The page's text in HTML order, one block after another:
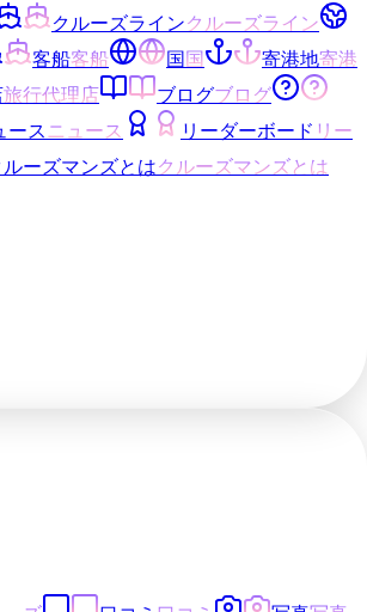
クルーズラインクルーズライン
客船客船 国国 寄港地寄港
旅行代理店 ブログブログ
ース ニュース リーダーボード リー
ルーズマンズとはクルーズマンズとは